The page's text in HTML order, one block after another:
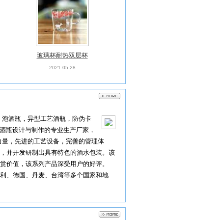
玻璃杯耐热双层杯
2021-05-28
酒瓶，异型工艺酒瓶，防伪卡
瓶设计与制作的专业生产厂家，
，先进的工艺设备，完善的管理体
并开发研制出具有特色的酒水包装。该
价值，该系列产品深受用户的好评。
、德国、丹麦、台湾等多个国家和地